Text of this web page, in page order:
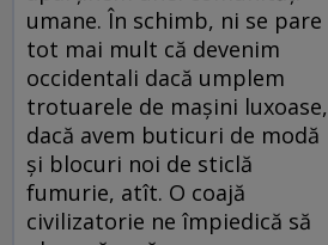
umane. În schimb, ni se pare
tot mai mult că devenim
occidentali dacă umplem
trotuarele de maşini luxoase,
dacă avem buticuri de modă
şi blocuri noi de sticlă
fumurie, atît. O coajă
civilizatorie ne împiedică să